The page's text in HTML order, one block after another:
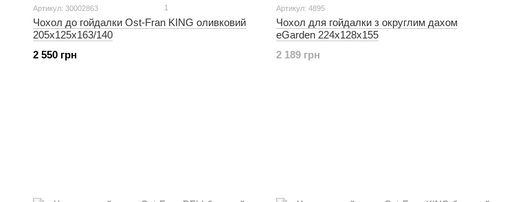
Артикул: 30002863 1
Чохол до гойдалки Ost-Fran KING оливковий
205х125х163/140
2 550 грн
Артикул: 4895
Чохол для гойдалки з округлим дахом
eGarden 224х128х155
2 189 грн